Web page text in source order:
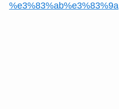
%e3%83%ab%e3%83%9a